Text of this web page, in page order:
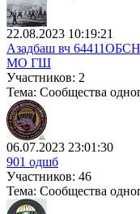
22.08.2023 10:19:21
Азадбаш вч
МО ГШ
Участников: 2
Тема: Сообщества
06.07.2023 23:01:30
901 одшб
Участников: 46
Тема: Сообщества